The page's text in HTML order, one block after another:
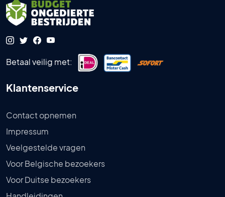
Betaal veilig met:
Klantenservice
Contact opnemen
Impressum
Veelgestelde vragen
Voor Belgische bezoekers
Voor Duitse bezoekers